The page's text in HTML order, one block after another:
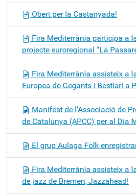
Obert per la Castanyada!
Fira Mediterrània participa a
projecte euroregional “La
Fira Mediterrània assisteix a
Europea de Gegants i Bestiari a
Manifest de l’Associació de
de Catalunya (APCC) per al Dia
El grup Aulaga Folk
Fira Mediterrània assisteix a
de jazz de Bremen, Jazzahead!